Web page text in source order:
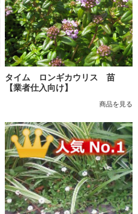
タイム ロンギカウリス 苗
【業者仕入向け】
商品を見る